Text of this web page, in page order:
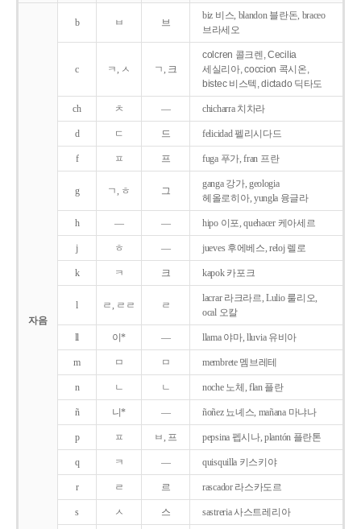
자음
b ㅂ 브
biz 비스, blandon 블란돈, braceo
브라세오
c ㅋ, ㅅ ㄱ, 크
colcren 콜크렌, Cecilia
세실리아, coccion 콕시온,
bistec 비스텍, dictado 딕타도
ch ㅊ ― chicharra 치차라
d ㄷ 드 felicidad 펠리시다드
f ㅍ 프 fuga 푸가, fran 프란
g ㄱ, ㅎ 그
ganga 강가, geologia
헤올로히아, yungla 융글라
h ― ― hipo 이포, quehacer 케아세르
j ㅎ ― jueves 후에베스, reloj 렐로
k ㅋ 크 kapok 카포크
l ㄹ, ㄹㄹ ㄹ
lacrar 라크라르, Lulio 룰리오,
ocal 오칼
ll 이* ― llama 야마, lluvia 유비아
m ㅁ ㅁ membrete 멤브레테
n ㄴ ㄴ noche 노체, flan 플란
ñ 니* ― ñoñez 뇨녜스, mañana 마냐나
p ㅍ ㅂ, 프 pepsina 펩시나, plantón 플란톤
q ㅋ ― quisquilla 키스키야
r ㄹ 르 rascador 라스카도르
s ㅅ 스 sastreria 사스트레리아